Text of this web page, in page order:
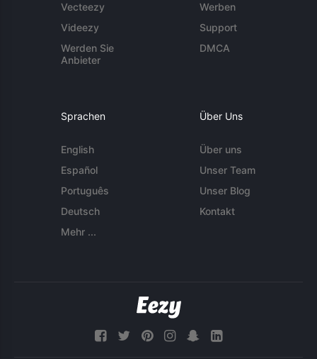
Vecteezy
Videezy
Werden Sie
Anbieter
Werben
Support
DMCA
Sprachen
English
Español
Português
Deutsch
Mehr ...
Über Uns
Über uns
Unser Team
Unser Blog
Kontakt